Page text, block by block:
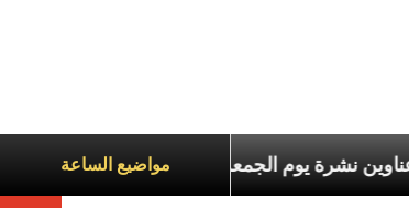
مواضيع الساعة
عناوين نشرة يوم الجمعة 7 آب 2026: السلام يُبنى بصبر يومًا بعد يوم